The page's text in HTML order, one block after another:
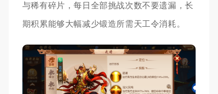
与稀有碎片，每日全部挑战次数不要遗漏，长
期积累能够大幅减少锻造所需天工令消耗。